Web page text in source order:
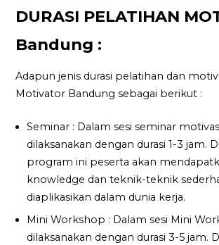
DURASI PELATIHAN
Bandung :
Adapun jenis durasi pelatihan dan
Motivator Bandung sebagai berikut :
Seminar : Dalam sesi seminar
dilaksanakan dengan durasi 1-3 jam.
program ini peserta akan
knowledge dan teknik-teknik
diaplikasikan dalam dunia kerja.
Mini Workshop : Dalam sesi Mini
dilaksanakan dengan durasi 3-5 jam.